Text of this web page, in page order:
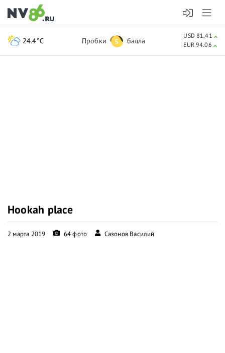
Hookah place
2 марта 2019 64 фото Сазонов Василий
24.4°C Пробки 5 балла
USD 81.41
EUR 94.06